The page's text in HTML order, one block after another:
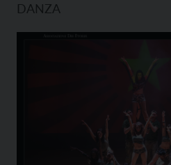
DANZA